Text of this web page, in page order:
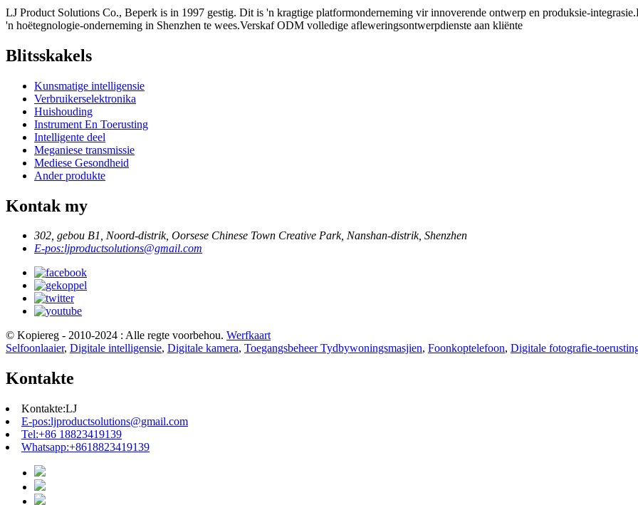
LJ Product Solutions Co., Beperk is in 1997 gestig. Dit is 'n kragtige platformonderneming vir innoverende ontwerp en produksie-
'n hoëtegnologie-onderneming in Shenzhen te wees.Verskaf ODM volledige afleweringsontwerpdienste aan kliënte
Blitsskakels
Kunsmatige intelligensie
Verbruikerselektronika
Huishouding
Instrument En Toerusting
Intelligente deel
Meganiese transmissie
Mediese Gesondheid
Ander produkte
Kontak my
302, gebou B1, Noord-distrik, Oorsese Chinese Town Creative Park, Nanshan-distrik, Shenzhen
E-pos:ljproductsolutions@gmail.com
© Kopiereg - 2010-2024 : Alle regte voorbehou. Werfkaart
Selfoonlaaier, Digitale intelligensie, Digitale kamera, Toegangsbeheer Tydbywoningsmasjien, Foonkoptelefoon, Digitale fotografie-
Kontakte
Kontakte:LJ
E-pos:ljproductsolutions@gmail.com
Tel:+86 18823419139
Whatsapp:+8618823419139